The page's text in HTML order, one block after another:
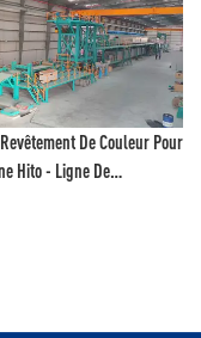
De Couleur Pour
Hito - Ligne De